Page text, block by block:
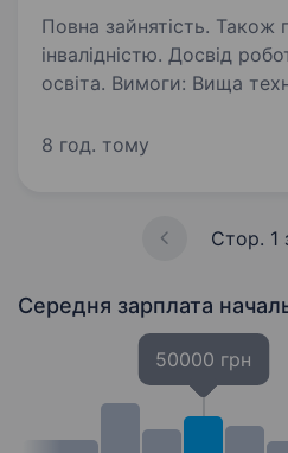
Повна зайнятість. Також
інвалідністю. Досвід
освіта. Вимоги: Вища технічна освіта; Досвід
Особисті якості
8 год. тому
Стор. 1
Середня зарплата
50000 грн